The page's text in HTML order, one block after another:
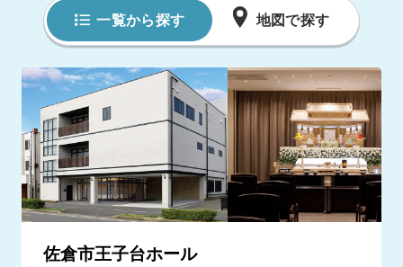
一覧から探す 地図で探す
佐倉市王子台ホール